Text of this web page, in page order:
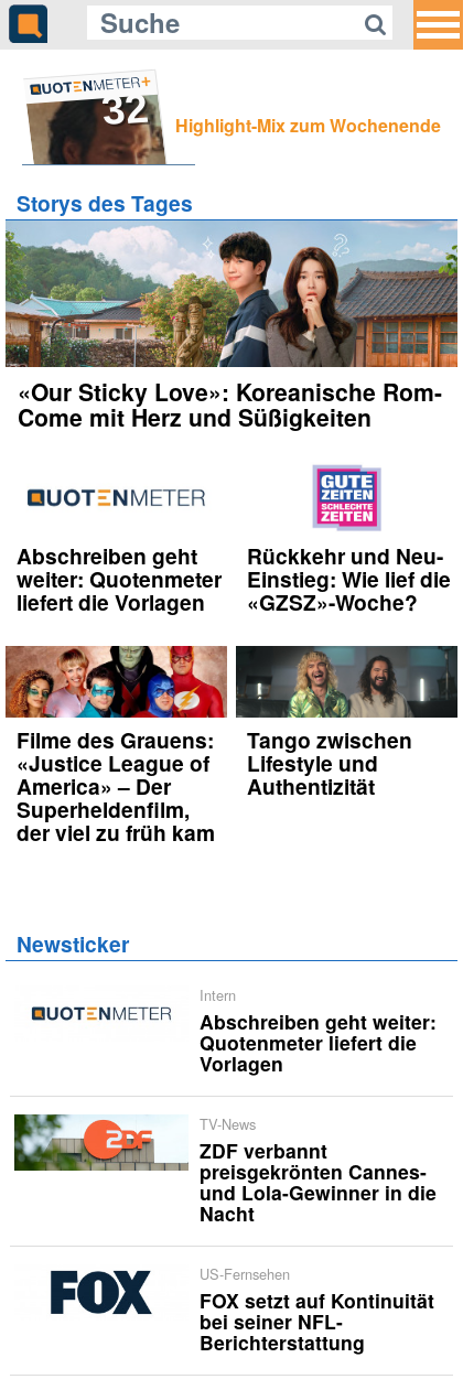
32 Highlight-Mix zum Wochenende
Storys des Tages
«Our Sticky Love»: Koreanische Rom-
Come mit Herz und Süßigkeiten
Abschreiben geht
weiter: Quotenmeter
liefert die Vorlagen
Rückkehr und Neu-
Einstieg: Wie lief die
«GZSZ»-Woche?
Filme des Grauens:
«Justice League of
America» – Der
Superheldenfilm,
der viel zu früh kam
Tango zwischen
Lifestyle und
Authentizität
Newsticker
Intern
Abschreiben geht weiter:
Quotenmeter liefert die
Vorlagen
TV-News
ZDF verbannt
preisgekrönten Cannes-
und Lola-Gewinner in die
Nacht
US-Fernsehen
FOX setzt auf Kontinuität
bei seiner NFL-
Berichterstattung